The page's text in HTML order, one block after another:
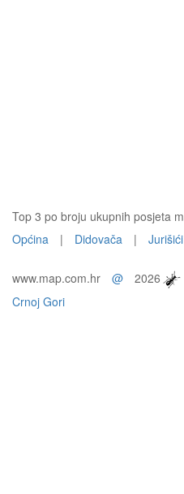
Top 3 po broju ukupnih posjeta
Općina
| Didovača | Jurišići
www.map.com.hr @ 2026
Crnoj Gori